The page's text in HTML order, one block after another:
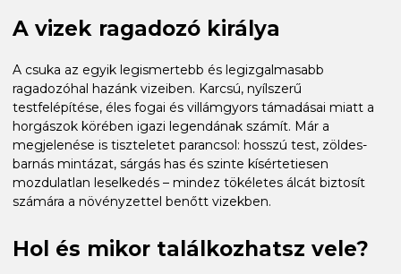
A vizek ragadozó királya
A csuka az egyik legismertebb és legizgalmasabb
ragadozóhal hazánk vizeiben. Karcsú, nyílszerű
testfelépítése, éles fogai és villámgyors támadásai miatt a
horgászok körében igazi legendának számít. Már a
megjelenése is tiszteletet parancsol: hosszú test, zöldes-
barnás mintázat, sárgás has és szinte kísértetiesen
mozdulatlan leselkedés – mindez tökéletes álcát biztosít
számára a növényzettel benőtt vizekben.
Hol és mikor találkozhatsz vele?